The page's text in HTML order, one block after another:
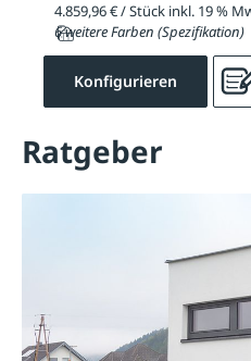
6 weitere Farben (Spezifikation)
Konfigurieren
Ratgeber